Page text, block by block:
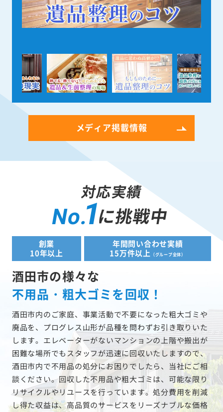
メディア掲載情報
対応実績
No.1に挑戦中
創業
10年以上
年間問い合わせ実績
15万件以上
（グループ全体）
酒田市の様々な
不用品・粗大ゴミを回収！
酒田市内のご家庭、事業活動で不要になった粗大ゴミや
廃品を、プログレス山形が品種を問わずお引き取りいた
します。エレベーターがないマンションの上階や搬出が
困難な場所でもスタッフが迅速に回収いたしますので、
酒田市内で不用品の処分にお困りでしたら、当社にご相
談ください。回収した不用品や粗大ゴミは、可能な限り
リサイクルやリユースを行っています。処分費用を削減
し得た収益は、高品質のサービスをリーズナブルな価格